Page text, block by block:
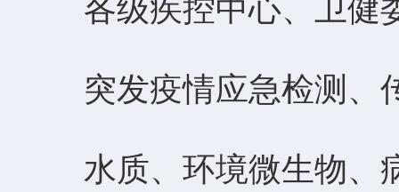
各级疾控中心、卫健
突发疫情应急检测、
水质、环境微生物、